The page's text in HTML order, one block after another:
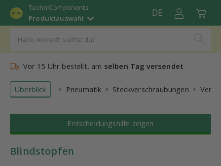
TechniComponents
Produktauswahl
DE
Vor 15 Uhr bestellt, am selben Tag versendet
Überblick Pneumatik Steckverschraubungen
Entscheidungshilfe zeigen
Blindstopfen